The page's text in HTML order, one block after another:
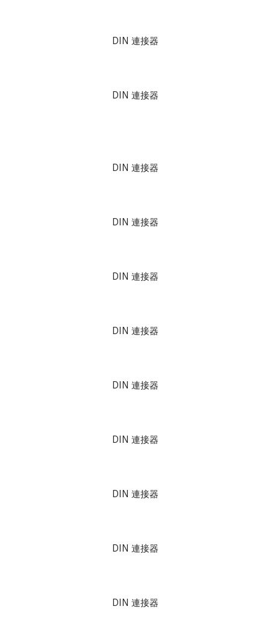
DIN 連接器
DIN 連接器
DIN 連接器
DIN 連接器
DIN 連接器
DIN 連接器
DIN 連接器
DIN 連接器
DIN 連接器
DIN 連接器
DIN 連接器